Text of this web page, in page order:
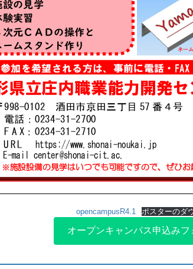
opencampusR4.1 ポスターのダ
オープンキャンパス申込みフ